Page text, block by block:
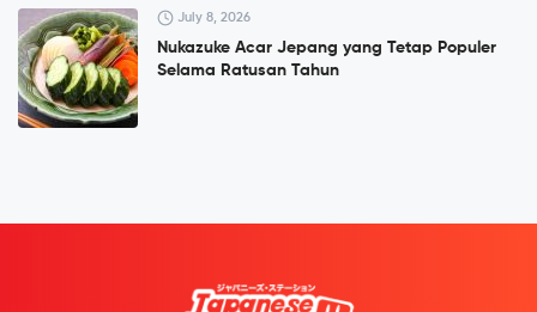
July 8, 2026
Nukazuke Acar Jepang yang Tetap Populer
Selama Ratusan Tahun